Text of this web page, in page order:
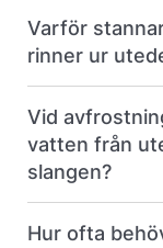
Varför
rinner ur
Vid
vatten från
slangen?
Hur ofta